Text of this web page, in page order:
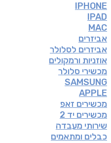
IPHONE
IPAD
MAC
אביזרים
אביזרים לסלולר
אוזניות ורמקולים
מכשירי סלולר
SAMSUNG
APPLE
מכשירים זאפ
מכשירים יד 2
שירותי מעבדה
כבלים ומתאמים